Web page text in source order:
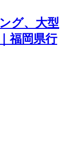
グ、大型
福岡県行